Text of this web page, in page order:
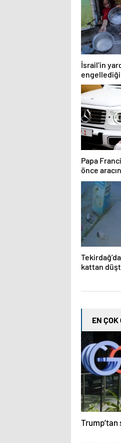
İsrail’in
engellediği
çocuk
Papa
önce
için
kattan
EN